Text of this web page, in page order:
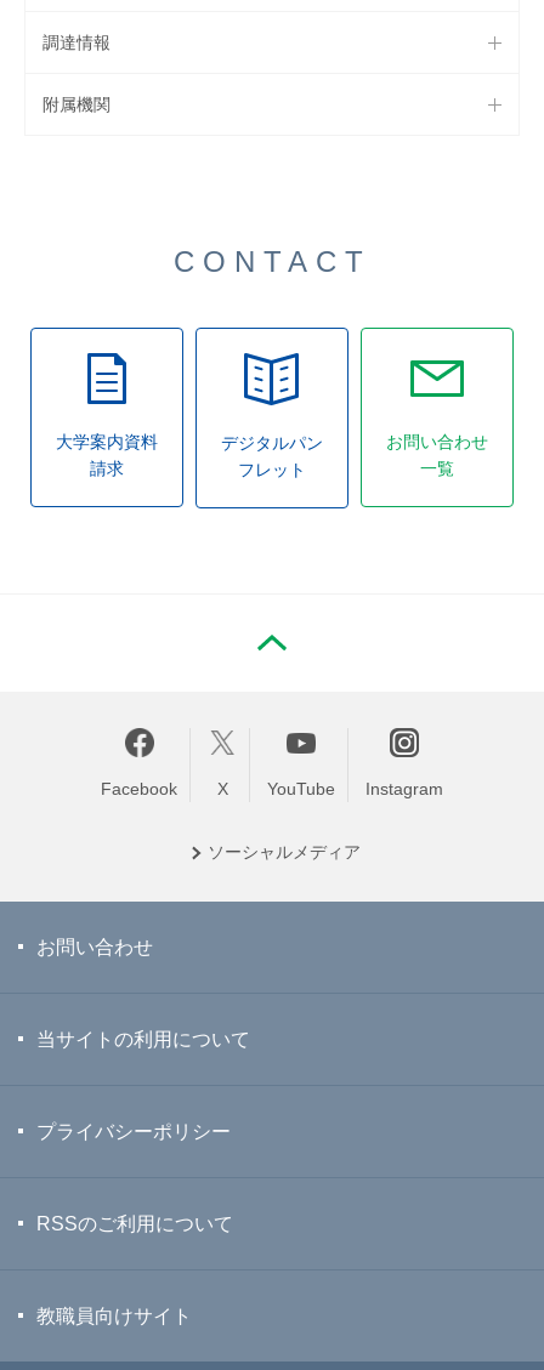
調達情報
附属機関
CONTACT
大学案内資料
請求
デジタルパン
フレット
お問い合わせ
一覧
Facebook X YouTube Instagram
ソーシャル メディア
お問い合わせ
当サイトの利用について
プライバシーポリシー
RSSのご利用について
教職員向けサイト